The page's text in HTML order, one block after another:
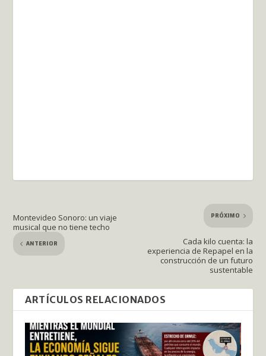
Montevideo Sonoro: un viaje
musical que no tiene techo
ANTERIOR
PRÓXIMO
Cada kilo cuenta: la
experiencia de Repapel en la
construcción de un futuro
sustentable
ARTÍCULOS RELACIONADOS